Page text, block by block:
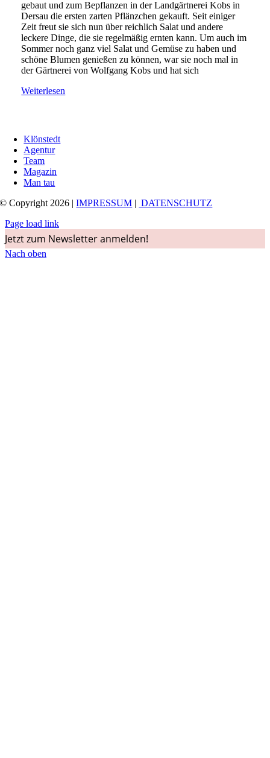
gebaut und zum Bepflanzen in der Landgärtnerei Kobs in
Dersau die ersten zarten Pflänzchen gekauft. Seit einiger
Zeit freut sie sich nun über reichlich Salat und andere
leckere Dinge, die sie regelmäßig ernten kann. Um auch im
Sommer noch ganz viel Salat und Gemüse zu haben und
schöne Blumen genießen zu können, war sie noch mal in
der Gärtnerei von Wolfgang Kobs und hat sich
Weiterlesen
Klönstedt
Agentur
Team
Magazin
Man tau
© Copyright 2026 |IMPRESSUM
DATENSCHUTZ
Page load link
Jetzt zum Newsletter anmelden!
Nach oben